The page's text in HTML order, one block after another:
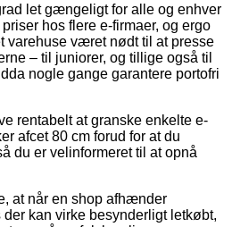
let gængeligt for alle og enhver
hos flere e-firmaer, og ergo
varehuse været nødt til at presse
– til juniorer, og tillige også til
nogle gange garantere portofri
rentabelt at granske enkelte e-
afcet 80 cm forud for at du
du er velinformeret til at opnå
at når en shop afhænder
kan virke besynderligt letkøbt,